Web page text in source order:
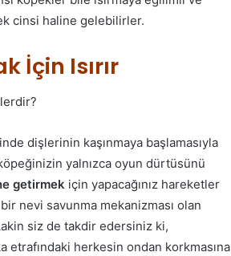
cinsi haline gelebilirler.
İçin Isırır
dişlerinin kaşınmaya başlamasıyla
yalnızca oyun dürtüsünü
getirmek için yapacağınız hareketler
nevi savunma mekanizması olan
siz de takdir edersiniz ki,
etrafındaki herkesin ondan korkmasına